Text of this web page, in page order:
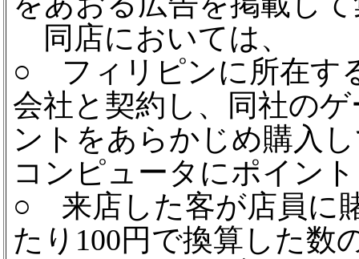
同店においては、
○ フィリピンに所在す
会社と契約し、同社の
ントをあらかじめ購入
コンピュータにポイン
○ 来店した客が店員に
たり100円で換算した数